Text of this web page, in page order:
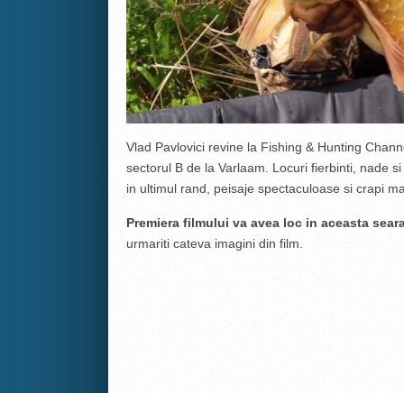
Vlad Pavlovici revine la Fishing & Hunting
sectorul B de la Varlaam. Locuri fierbinti, nade
in ultimul rand, peisaje spectaculoase si crapi
Premiera filmului va avea loc in aceasta
urmariti cateva imagini din film.